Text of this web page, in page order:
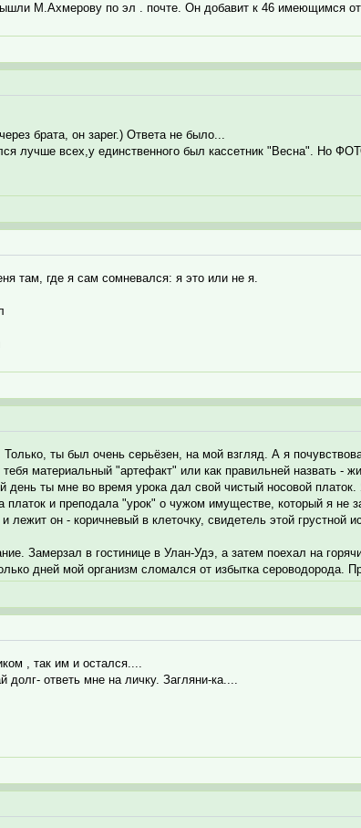
М.Ахмерову по эл . почте. Он добавит к 46 имеющимся
брата, он зарег.) Ответа не было...
лучше всех,у единственного был кассетник "Весна". Но
там, где я сам сомневался: я это или не я.
ты был очень серьёзен, на мой взгляд. А я
материальный "артефакт" или как правильней назвать
день ты мне во время урока дал свой чистый носовой
и преподала "урок" о чужом имуществе, который я не
он - коричневый в клеточку, свидетель этой грустной
Замерзал в гостинице в Улан-Удэ, а затем поехал на
дней мой организм сломался от избытка сероводорода.
, так им и остался....
долг- ответь мне на личку. Загляни-ка....